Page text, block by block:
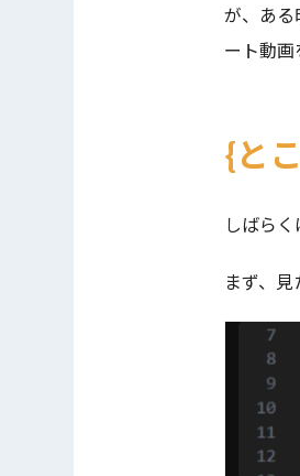
が、ある
ート動画
と
しばらく
まず、